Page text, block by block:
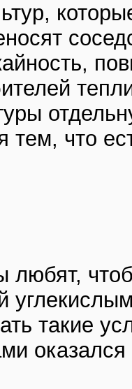
тем, что
любят,
такие